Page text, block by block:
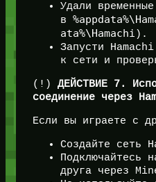
Удали
в
ata%\Hamachi ).
Запусти
к сети и
(!) ДЕЙСТВИЕ 7.
соединение через
Если вы играете с
Создайте сеть
Подключайтесь
друга через